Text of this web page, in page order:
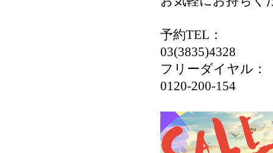
予約TEL：
03(3835)4328
フリーダイヤル：
0120-200-154